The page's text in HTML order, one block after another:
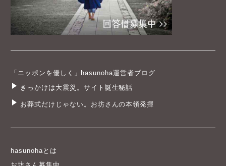
「ニッポンを優しく」hasunoha運営者ブログ
きっかけは大震災。サイト誕生秘話
お葬式だけじゃない。お坊さんの本領発揮
hasunohaとは